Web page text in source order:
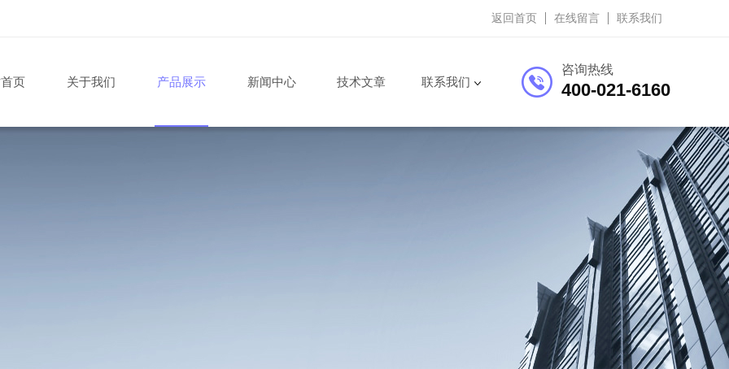
返回首页 在线留言 联系我们
咨询热线
400-021-6160
页 关于我们 产品展示 新闻中心 技术文章 联系我们